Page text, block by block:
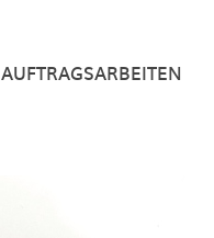
AUFTRAGSARBEITEN